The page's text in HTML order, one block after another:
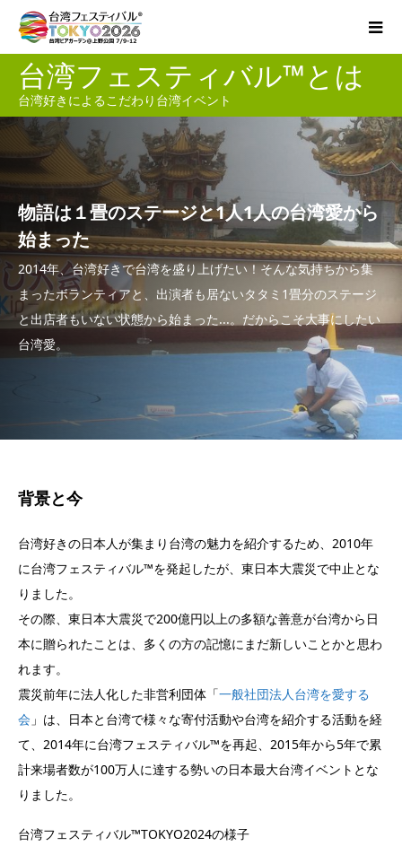
台湾フェスティバル™とは
台湾好きによるこだわり台湾イベント
物語は１畳のステージと1人1人の台湾愛から
始まった
2014年、台湾好きで台湾を盛り上げたい！そんな気持ちから集
まったボランティアと、出演者も居ないタタミ1畳分のステージ
と出店者もいない状態から始まった...。だからこそ大事にしたい
台湾愛。
背景と今
台湾好きの⽇本⼈が集まり台湾の魅⼒を紹介するため、2010年
に台湾フェスティバル™を発起したが、東日本大震災で中止とな
りました。
その際、東日本大震災で200億円以上の多額な善意が台湾から日
本に贈られたことは、多くの方の記憶にまだ新しいことかと思わ
れます。
震災前年に法人化した⾮営利団体「一般社団法人台湾を愛する
会 」は、日本と台湾で様々な寄付活動や台湾を紹介する活動を経
て、2014年に台湾フェスティバル™を再起、2015年から5年で累
計来場者数が100万人に達する勢いの日本最大台湾イベントとな
りました。
台湾フェスティバル™TOKYO2024の様子